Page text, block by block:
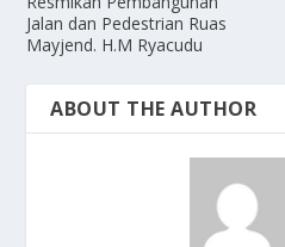
Jalan dan Pedestrian Ruas
Mayjend. H.M Ryacudu
ABOUT THE AUTHOR